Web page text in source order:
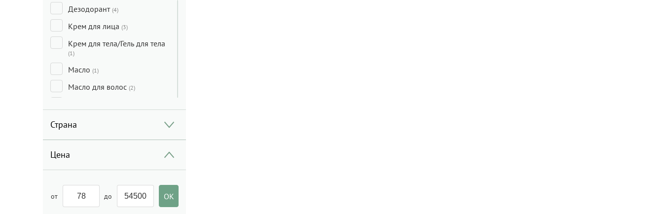
Дезодорант (4)
Крем для лица (3)
Крем для тела/Гель для тела
(1)
Масло (1)
Масло для волос (2)
Масло для тела
Массажные средства(1)
Мицеллярная вода/
Мочалка
Мыло(21)
Страна
Цена
от до